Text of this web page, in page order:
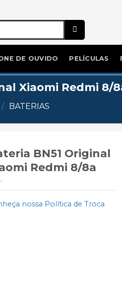
DE OUVIDO PELÍCULAS
Xiaomi Redmi 8/
/ BATERIAS
BN51 Original
Redmi 8/8a
nossa Política de Troca